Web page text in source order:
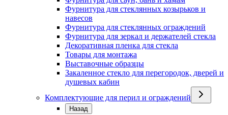
Фурнитура для стеклянных козырьков и
навесов
Фурнитура для стеклянных ограждений
Фурнитура для зеркал и держателей стекла
Декоративная пленка для стекла
Товары для монтажа
Выставочные образцы
Закаленное стекло для перегородок, дверей и
душевых кабин
Комплектующие для перил и ограждений
Назад